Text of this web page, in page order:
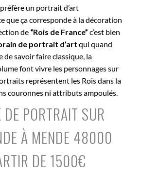
un portrait d’art
que ça corresponde à la décoration
de “Rois de France” c’est bien
de portrait d’art qui quand
de savoir faire classique, la
font vivre les personnages sur
représentent les Rois dans la
couronnes ni attributs ampoulés.
DE PORTRAIT SUR
À MENDE 48000
DE 1500€